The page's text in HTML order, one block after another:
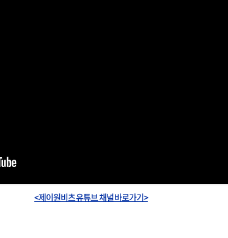
<제이원비츠 유튜브 채널 바로가기>